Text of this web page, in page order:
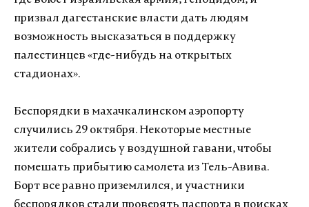
призвал дагестанские власти дать людям
возможность высказаться в поддержку
палестинцев «где-нибудь на открытых
стадионах».
Беспорядки в махачкалинском аэропорту
случились 29 октября. Некоторые местные
жители собрались у воздушной гавани, чтобы
помешать прибытию самолета из Тель-Авива.
Борт все равно приземлился, и участники